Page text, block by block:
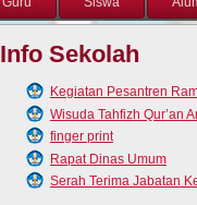
Info Sekolah
Kegiatan Pesantren
Wisuda Tahfizh Qur’an
finger print
Rapat Dinas Umum
Serah Terima Jabatan